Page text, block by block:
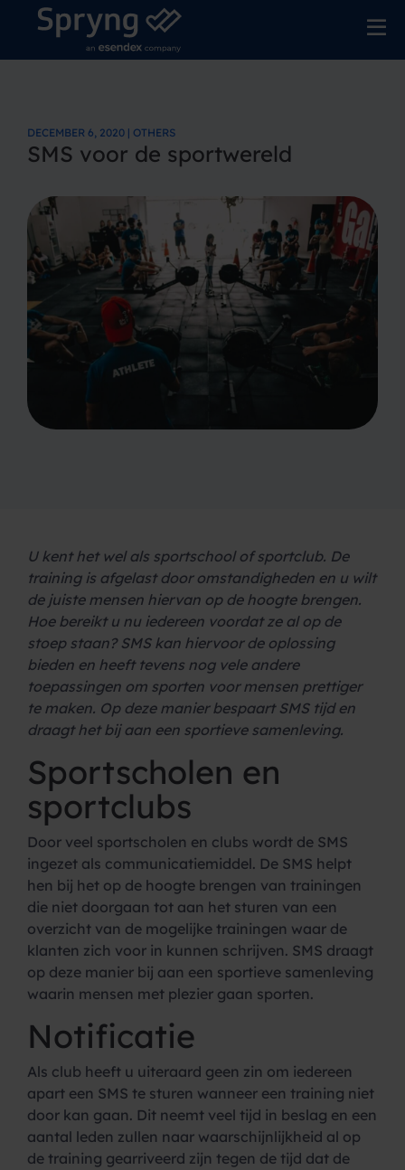
DECEMBER 6, 2020 | OTHERS
SMS voor de sportwereld
U kent het wel als sportschool of sportclub. De
training is afgelast door omstandigheden en u wilt
de juiste mensen hiervan op de hoogte brengen.
Hoe bereikt u nu iedereen voordat ze al op de
stoep staan? SMS kan hiervoor de oplossing
bieden en heeft tevens nog vele andere
toepassingen om sporten voor mensen prettiger
te maken. Op deze manier bespaart SMS tijd en
draagt het bij aan een sportieve samenleving.
Sportscholen en
sportclubs
Door veel sportscholen en clubs wordt de SMS
ingezet als communicatiemiddel. De SMS helpt
hen bij het op de hoogte brengen van trainingen
die niet doorgaan tot aan het sturen van een
overzicht van de mogelijke trainingen waar de
klanten zich voor in kunnen schrijven. SMS draagt
op deze manier bij aan een sportieve samenleving
waarin mensen met plezier gaan sporten.
Notificatie
Als club heeft u uiteraard geen zin om iedereen
apart een SMS te sturen wanneer een training niet
door kan gaan. Dit neemt veel tijd in beslag en een
aantal leden zullen naar waarschijnlijkheid al op
de training gearriveerd zijn tegen de tijd dat de